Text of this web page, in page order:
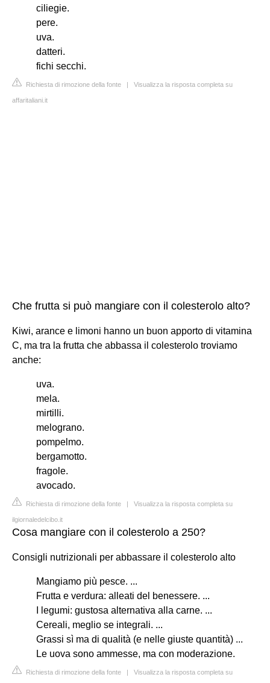
ciliegie.
pere.
uva.
datteri.
fichi secchi.
Richiesta di rimozione della fonte | Visualizza la risposta completa su
affaritaliani.it
Che frutta si può mangiare con il colesterolo alto?
Kiwi, arance e limoni hanno un buon apporto di vitamina
C, ma tra la frutta che abbassa il colesterolo troviamo
anche:
uva.
mela.
mirtilli.
melograno.
pompelmo.
bergamotto.
fragole.
avocado.
Richiesta di rimozione della fonte | Visualizza la risposta completa su
ilgiornaledelcibo.it
Cosa mangiare con il colesterolo a 250?
Consigli nutrizionali per abbassare il colesterolo alto
Mangiamo più pesce. ...
Frutta e verdura: alleati del benessere. ...
I legumi: gustosa alternativa alla carne. ...
Cereali, meglio se integrali. ...
Grassi sì ma di qualità (e nelle giuste quantità) ...
Le uova sono ammesse, ma con moderazione.
Richiesta di rimozione della fonte | Visualizza la risposta completa su